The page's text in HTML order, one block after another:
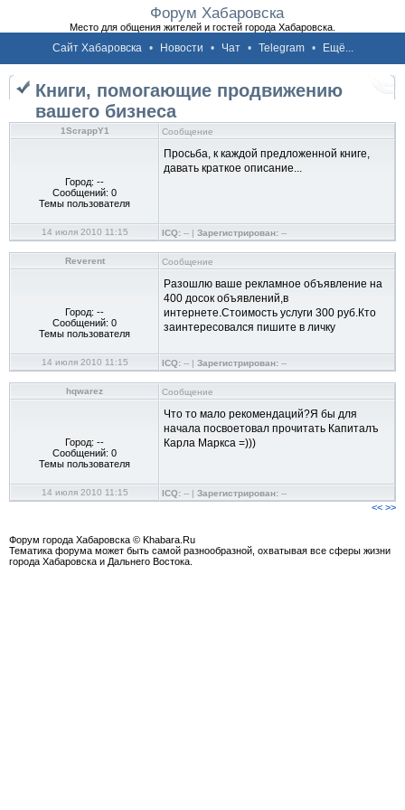
Форум Хабаровска
Место для общения жителей и гостей города Хабаровска.
Сайт Хабаровска • Новости • Чат • Telegram • Ещё...
Книги, помогающие продвижению
вашего бизнеса
1ScrappY1 Сообщение
Город: --
Сообщений: 0
Темы пользователя
Просьба, к каждой предложенной книге,
давать краткое описание...
14 июля 2010 11:15 ICQ: -- | Зарегистрирован: --
Reverent Сообщение
Город: --
Сообщений: 0
Темы пользователя
Разошлю ваше рекламное объявление на
400 досок объявлений,в
интернете.Стоимость услуги 300 руб.Кто
заинтересовался пишите в личку
14 июля 2010 11:15 ICQ: -- | Зарегистрирован: --
hqwarez Сообщение
Город: --
Сообщений: 0
Темы пользователя
Что то мало рекомендаций?Я бы для
начала посвоетовал прочитать Капиталъ
Карла Маркса =)))
14 июля 2010 11:15 ICQ: -- | Зарегистрирован: --
<< >>
Форум города Хабаровска © Khabara.Ru
Тематика форума может быть самой разнообразной, охватывая все сферы жизни
города Хабаровска и Дальнего Востока.